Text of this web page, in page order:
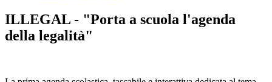
ILLEGAL - "Porta a scuola l'agenda
della legalità"